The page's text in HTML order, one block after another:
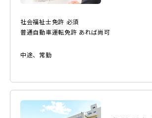
社会福祉士免許 必須
普通自動車運転免許 あれば尚可
中途、 常勤